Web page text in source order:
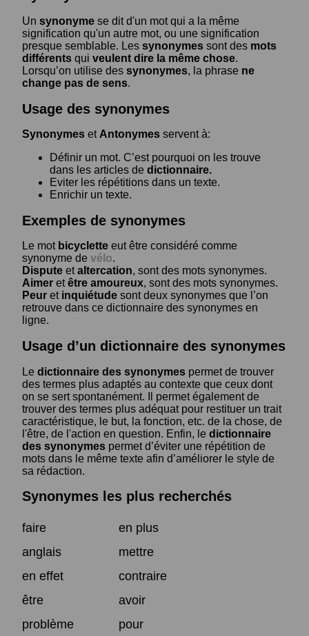
Un synonyme se dit d'un mot qui a la même
signification qu'un autre mot, ou une signification
presque semblable. Les synonymes sont des mots
différents qui veulent dire la même chose.
Lorsqu’on utilise des synonymes, la phrase ne
change pas de sens.
Usage des synonymes
Synonymes et Antonymes servent à:
Définir un mot. C’est pourquoi on les trouve
dans les articles de dictionnaire.
Eviter les répétitions dans un texte.
Enrichir un texte.
Exemples de synonymes
Le mot bicyclette eut être considéré comme
synonyme de vélo.
Dispute etaltercation, sont des mots synonymes.
Aimer etêtre amoureux, sont des mots synonymes.
Peur et inquiétude sont deux synonymes que l’on
retrouve dans ce dictionnaire des synonymes en
ligne.
Usage d’un dictionnaire des synonymes
Le dictionnaire des synonymes permet de trouver
des termes plus adaptés au contexte que ceux dont
on se sert spontanément. Il permet également de
trouver des termes plus adéquat pour restituer un trait
caractéristique, le but, la fonction, etc. de la chose, de
l'être, de l'action en question. Enfin, le dictionnaire
des synonymes permet d’éviter une répétition de
mots dans le même texte afin d’améliorer le style de
sa rédaction.
Synonymes les plus recherchés
faire
en plus
anglais
mettre
en effet
contraire
être
avoir
problème
pour